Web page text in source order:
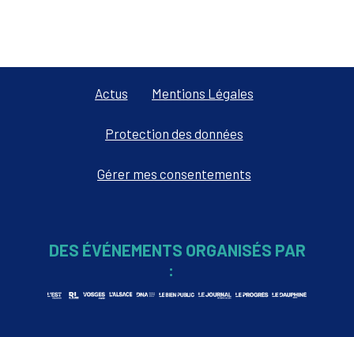
DES ÉVÉNEMENTS ORGANISÉS PAR
:
Actus Mentions Légales
Protection des données
Gérer mes consentements